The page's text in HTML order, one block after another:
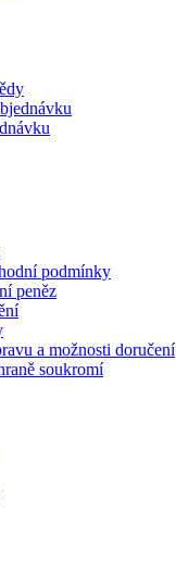
podmínky
peněz
a možnosti doručení
soukromí